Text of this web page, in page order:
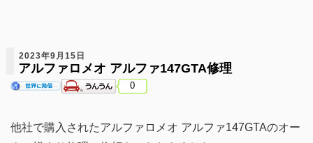
2023年9月15日
アルファロメオ アルファ147GTA修理
0
他社で購入されたアルファロメオ アルファ147GTAのオー